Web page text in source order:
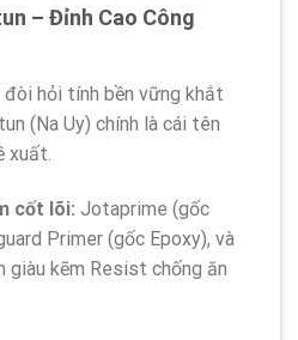
– Đỉnh Cao Công
đòi hỏi tính bền vững khắt
(Na Uy) chính là cái tên
xuất.
cốt lõi: Jotaprime (gốc
Primer (gốc Epoxy), và
giàu kẽm Resist chống ăn